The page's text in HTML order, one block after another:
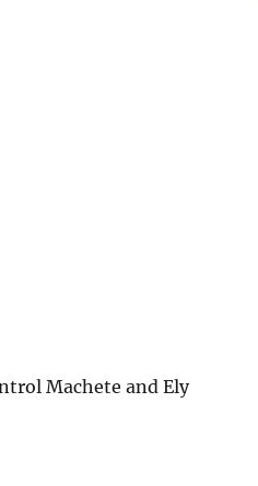
Machete and Ely